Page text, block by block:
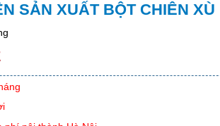
SẢN XUẤT BỘT CHIÊN XÙ